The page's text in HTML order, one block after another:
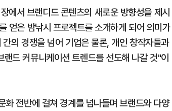
에서 브랜디드 콘텐츠의 새로운 방향성을 제시
얻은 밤낚시 프로젝트를 소개하게 되어 의미가
의 경쟁을 넘어 기업은 물론, 개인 창작자들과
드 커뮤니케이션 트렌드를 선도해 나갈 것"이
전반에 걸쳐 경계를 넘나들며 브랜드와 다양